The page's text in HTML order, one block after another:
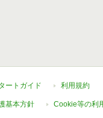
ートガイド 利用規約
基本方針 Cookie等の利